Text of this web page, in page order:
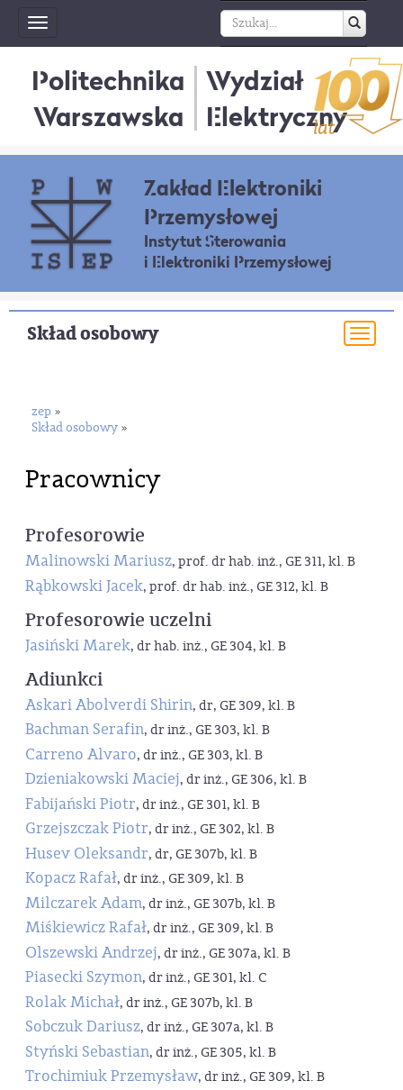
Toggle
navigation
Politechnika
Warszawska
Wydział
Elektryczny
Zakład Elektroniki
Przemysłowej
Instytut Sterowania
i Elektroniki Przemysłowej
Skład osobowy
zep »
Skład osobowy »
Pracownicy
Profesorowie
Malinowski Mariusz, prof. dr hab. inż., GE 311, kl. B
Rąbkowski Jacek, prof. dr hab. inż., GE 312, kl. B
Profesorowie uczelni
Jasiński Marek, dr hab. inż., GE 304, kl. B
Adiunkci
Askari Abolverdi Shirin, dr, GE 309, kl. B
Bachman Serafin, dr inż., GE 303, kl. B
Carreno Alvaro, dr inż., GE 303, kl. B
Dzieniakowski Maciej, dr inż., GE 306, kl. B
Fabijański Piotr, dr inż., GE 301, kl. B
Grzejszczak Piotr, dr inż., GE 302, kl. B
Husev Oleksandr, dr, GE 307b, kl. B
Kopacz Rafał, dr inż., GE 309, kl. B
Milczarek Adam, dr inż., GE 307b, kl. B
Miśkiewicz Rafał, dr inż., GE 309, kl. B
Olszewski Andrzej, dr inż., GE 307a, kl. B
Piasecki Szymon, dr inż., GE 301, kl. C
Rolak Michał, dr inż., GE 307b, kl. B
Sobczuk Dariusz, dr inż., GE 307a, kl. B
Styński Sebastian, dr inż., GE 305, kl. B
Trochimiuk Przemysław, dr inż., GE 309, kl. B